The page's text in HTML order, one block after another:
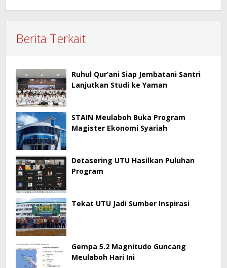
Berita Terkait
Ruhul Qur’ani Siap Jembatani Santri
Lanjutkan Studi ke Yaman
STAIN Meulaboh Buka Program
Magister Ekonomi Syariah
Detasering UTU Hasilkan Puluhan
Program
Tekat UTU Jadi Sumber Inspirasi
Gempa 5.2 Magnitudo Guncang
Meulaboh Hari Ini